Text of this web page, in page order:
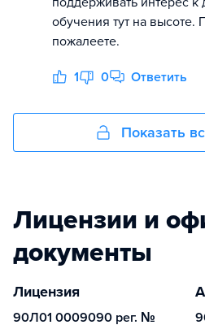
обучения тут на высоте.
пожалеете.
1 0 Ответить
Показать
Лицензии и
документы
Лицензия
90Л01 0009090 рег. №